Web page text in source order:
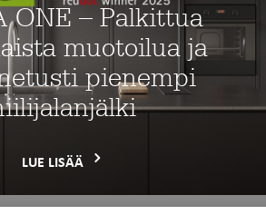
ONE – Palkittua
muotoilua ja
pienempi
LUE LISÄÄ